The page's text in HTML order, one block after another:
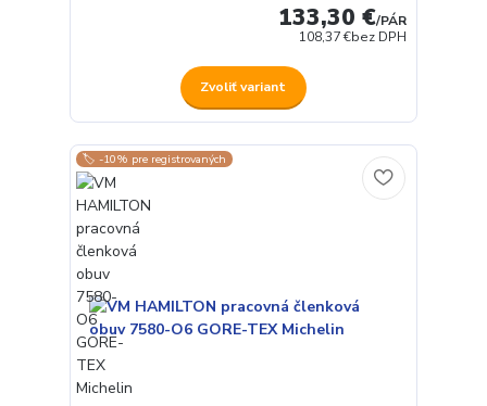
133,30 €/PÁR
108,37 €bez DPH
Zvoliť variant
🏷️ -10% pre registrovaných